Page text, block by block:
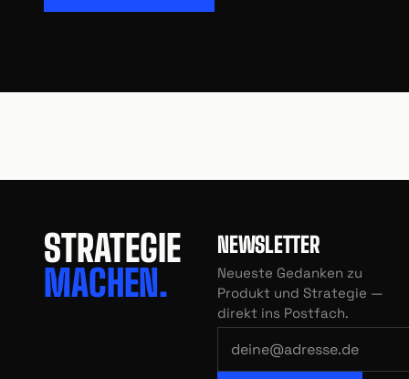
STRATEGIE
MACHEN.
NEWSLETTER
Neueste Gedanken zu
Produkt und Strategie —
direkt ins Postfach.